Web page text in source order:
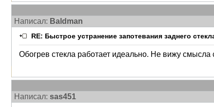
Написал: Baldman
RE: Быстрое устранение запотевания заднего
Обогрев стекла работает идеально. Не вижу смысла
Написал: sas451